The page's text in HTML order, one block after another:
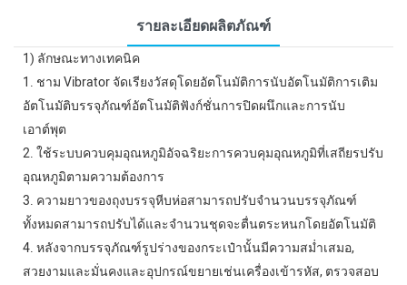
รายละเอียดผลิตภัณฑ์
1) ลักษณะทางเทคนิค
1. ชาม Vibrator จัดเรียงวัสดุโดยอัตโนมัติการนับอัตโนมัติการเติม
อัตโนมัติบรรจุภัณฑ์อัตโนมัติฟังก์ชั่นการปิดผนึกและการนับ
เอาต์พุต
2. ใช้ระบบควบคุมอุณหภูมิอัจฉริยะการควบคุมอุณหภูมิที่เสถียรปรับ
อุณหภูมิตามความต้องการ
3. ความยาวของถุงบรรจุหีบห่อสามารถปรับจำนวนบรรจุภัณฑ์
ทั้งหมดสามารถปรับได้และจำนวนชุดจะตื่นตระหนกโดยอัตโนมัติ
4. หลังจากบรรจุภัณฑ์รูปร่างของกระเป๋านั้นมีความสม่ำเสมอ,
สวยงามและมั่นคงและอุปกรณ์ขยายเช่นเครื่องเข้ารหัส, ตรวจสอบ